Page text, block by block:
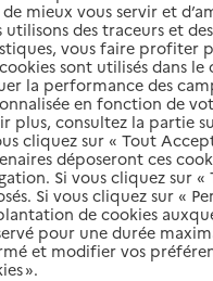
04/08/2026
les établissements et
une erreur
mieux vous servir et
utilisons des traceurs et
vous faire profiter
sont utilisés dans
la performance des
en fonction de
plus, consultez la partie
cliquez sur « Tout
déposeront ces
Si vous cliquez sur «
Si vous cliquez sur «
de cookies
pour une durée
et modifier vos
».